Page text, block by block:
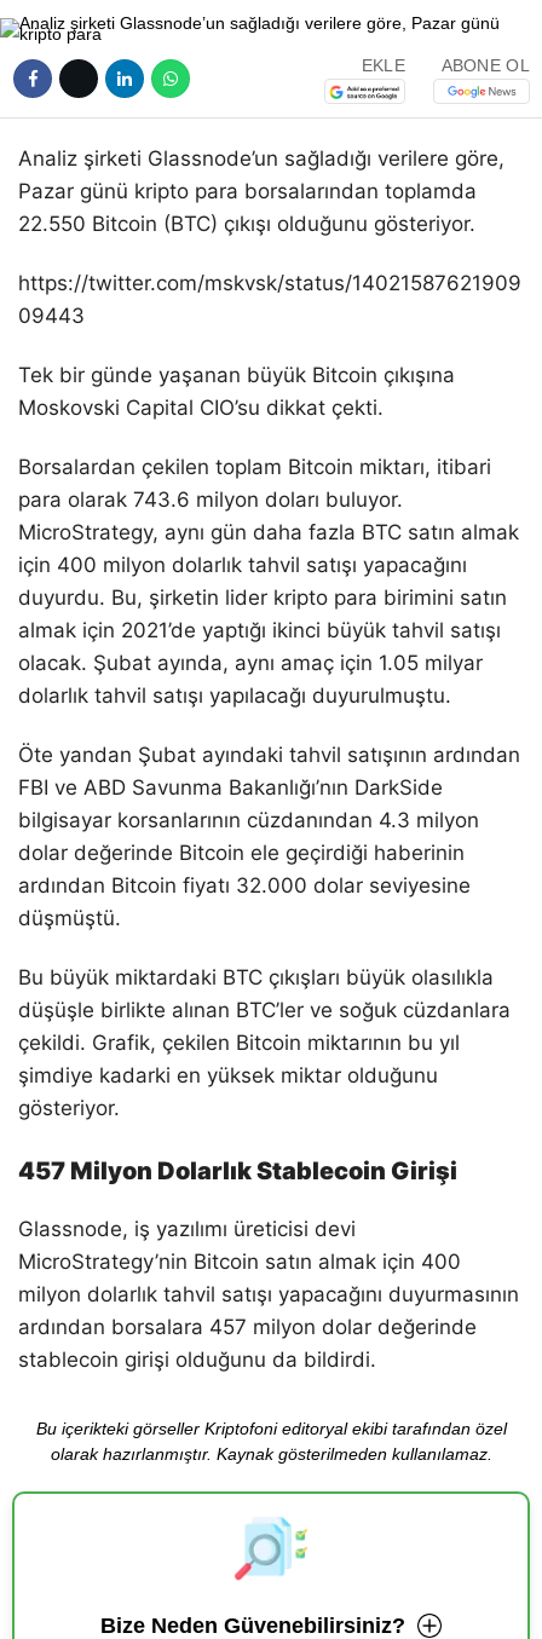
EKLE ABONE OL
Analiz şirketi Glassnode’un sağladığı verilere göre,
Pazar günü kripto para borsalarından toplamda
22.550 Bitcoin (BTC) çıkışı olduğunu gösteriyor.
https://twitter.com/mskvsk/status/14021587621909
09443
Tek bir günde yaşanan büyük Bitcoin çıkışına
Moskovski Capital CIO’su dikkat çekti.
Borsalardan çekilen toplam Bitcoin miktarı, itibari
para olarak 743.6 milyon doları buluyor.
MicroStrategy, aynı gün daha fazla BTC satın almak
için 400 milyon dolarlık tahvil satışı yapacağını
duyurdu. Bu, şirketin lider kripto para birimini satın
almak için 2021’de yaptığı ikinci büyük tahvil satışı
olacak. Şubat ayında, aynı amaç için 1.05 milyar
dolarlık tahvil satışı yapılacağı duyurulmuştu.
Öte yandan Şubat ayındaki tahvil satışının ardından
FBI ve ABD Savunma Bakanlığı’nın DarkSide
bilgisayar korsanlarının cüzdanından 4.3 milyon
dolar değerinde Bitcoin ele geçirdiği haberinin
ardından Bitcoin fiyatı 32.000 dolar seviyesine
düşmüştü.
Bu büyük miktardaki BTC çıkışları büyük olasılıkla
düşüşle birlikte alınan BTC’ler ve soğuk cüzdanlara
çekildi. Grafik, çekilen Bitcoin miktarının bu yıl
şimdiye kadarki en yüksek miktar olduğunu
gösteriyor.
457 Milyon Dolarlık Stablecoin Girişi
Glassnode, iş yazılımı üreticisi devi
MicroStrategy’nin Bitcoin satın almak için 400
milyon dolarlık tahvil satışı yapacağını duyurmasının
ardından borsalara 457 milyon dolar değerinde
stablecoin girişi olduğunu da bildirdi.
Bu içerikteki görseller Kriptofoni editoryal ekibi tarafından özel
olarak hazırlanmıştır. Kaynak gösterilmeden kullanılamaz.
Bize Neden Güvenebilirsiniz?